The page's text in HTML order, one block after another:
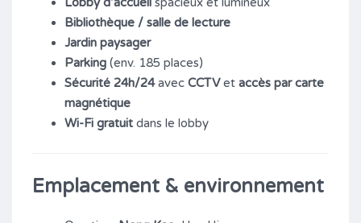
Bibliothèque / salle de lecture
Jardin paysager
Parking (env. 185 places)
Sécurité 24h/24avec CCTVet accès par carte
magnétique
Wi-Fi gratuit dans le lobby
Emplacement & environnement